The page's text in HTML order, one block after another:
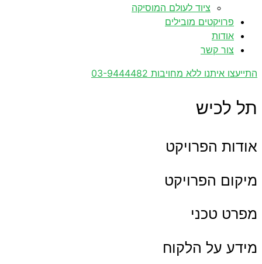
ציוד לעולם המוסיקה
פרויקטים מובילים
אודות
צור קשר
התייעצו איתנו ללא מחויבות 03-9444482
תל לכיש
אודות הפרויקט
מיקום הפרויקט
מפרט טכני
מידע על הלקוח